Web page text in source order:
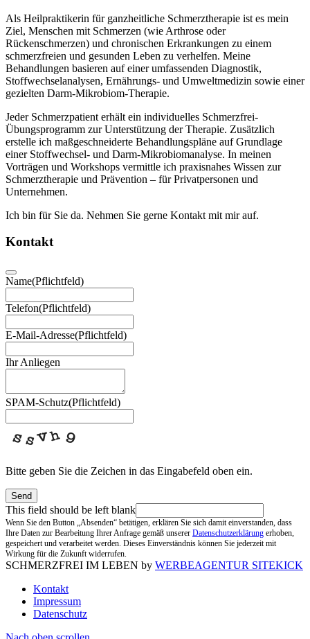
Als Heilpraktikerin für ganzheitliche Schmerztherapie ist es mein
Ziel, Menschen mit Schmerzen (wie Arthrose oder
Rückenschmerzen) und chronischen Erkrankungen zu einem
schmerzfreien und gesunden Leben zu verhelfen. Meine
Behandlungen basieren auf einer umfassenden Diagnostik,
Stoffwechselanalysen, Ernährungs- und Umweltmedizin sowie einer
gezielten Darm-Mikrobiom-Therapie.
Jeder Schmerzpatient erhält ein individuelles Schmerzfrei-
Übungsprogramm zur Unterstützung der Therapie. Zusätzlich
erstelle ich maßgeschneiderte Behandlungspläne auf Grundlage
einer Stoffwechsel- und Darm-Mikrobiomanalyse. In meinen
Vorträgen und Workshops vermittle ich praxisnahes Wissen zur
Schmerztherapie und Prävention – für Privatpersonen und
Unternehmen.
Ich bin für Sie da. Nehmen Sie gerne Kontakt mit mir auf.
Kontakt
Name(Pflichtfeld)
Telefon(Pflichtfeld)
E-Mail-Adresse(Pflichtfeld)
Ihr Anliegen
SPAM-Schutz(Pflichtfeld)
Bitte geben Sie die Zeichen in das Eingabefeld oben ein.
Send
This field should be left blank
Wenn Sie den Button „Absenden“ betätigen, erklären Sie sich damit einverstanden, dass
Ihre Daten zur Bearbeitung Ihrer Anfrage gemäß unserer Datenschutzerklärung erhoben,
gespeichert und verarbeitet werden. Dieses Einverständnis können Sie jederzeit mit
Wirkung für die Zukunft widerrufen.
SCHMERZFREI IM LEBEN by WERBEAGENTUR SITEKICK
Kontakt
Impressum
Datenschutz